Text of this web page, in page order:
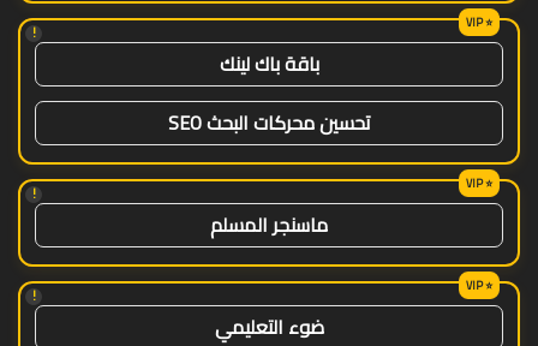
!
باقة باك لينك
تحسين محركات البحث SEO
!
ماسنجر المسلم
!
ضوء التعليمي